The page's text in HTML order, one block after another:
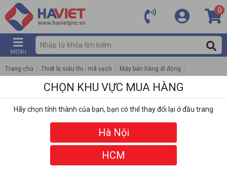
0
MENU
Trang chủ / Thiết bị siêu thị - mã vạch / Máy bán hàng di động /
Máy bán hàng di động Modat
CHỌN KHU VỰC MUA HÀNG
Hãy chọn tỉnh thành của bạn, bạn có thể thay đổi lại ở đầu trang
Hà Nội
HCM